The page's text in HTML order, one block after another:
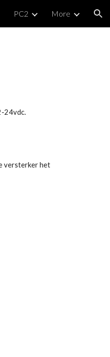
PC2 More
24vdc.
versterker het